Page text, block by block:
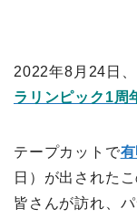
2022年8月24日
ラリンピック1周
テープカットで
日）が出された
皆さんが訪れ、